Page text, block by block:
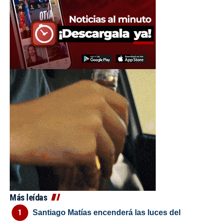
Más leídas
Santiago Matías encenderá las luces del